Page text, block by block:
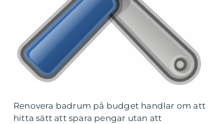
Renovera badrum på budget handlar om att
hitta sätt att spara pengar utan att